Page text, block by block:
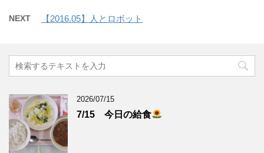
NEXT 【2016.05】人とロボット
2026/07/15
7/15 今日の給食